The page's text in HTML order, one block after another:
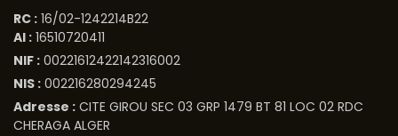
RC : 16/02-1242214B22
AI : 16510720411
NIF : 00221612422142316002
NIS : 002216280294245
Adresse : CITE GIROU SEC 03 GRP 1479 BT 81 LOC 02 RDC
CHERAGA ALGER